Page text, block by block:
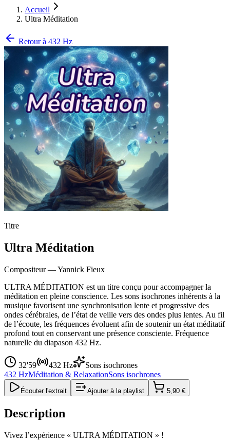
Accueil
Ultra Méditation
Retour à 432 Hz
Titre
Ultra Méditation
Compositeur —Yannick Fieux
ULTRA MÉDITATION est un titre conçu pour accompagner la
méditation en pleine conscience. Les sons isochrones inhérents à la
musique favorisent une synchronisation lente et progressive des
ondes cérébrales, de l’état de veille vers des ondes plus lentes. Au fil
de l’écoute, les fréquences évoluent afin de soutenir un état méditatif
profond tout en conservant une présence consciente. Fréquence
naturelle du diapason 432 Hz.
32'59 432 Hz
Sons isochrones
432 HzMéditation & RelaxationSons isochrones
Écouter l'extrait Ajouter à la playlist 5,90 €
Description
Vivez l’expérience « ULTRA MÉDITATION » !